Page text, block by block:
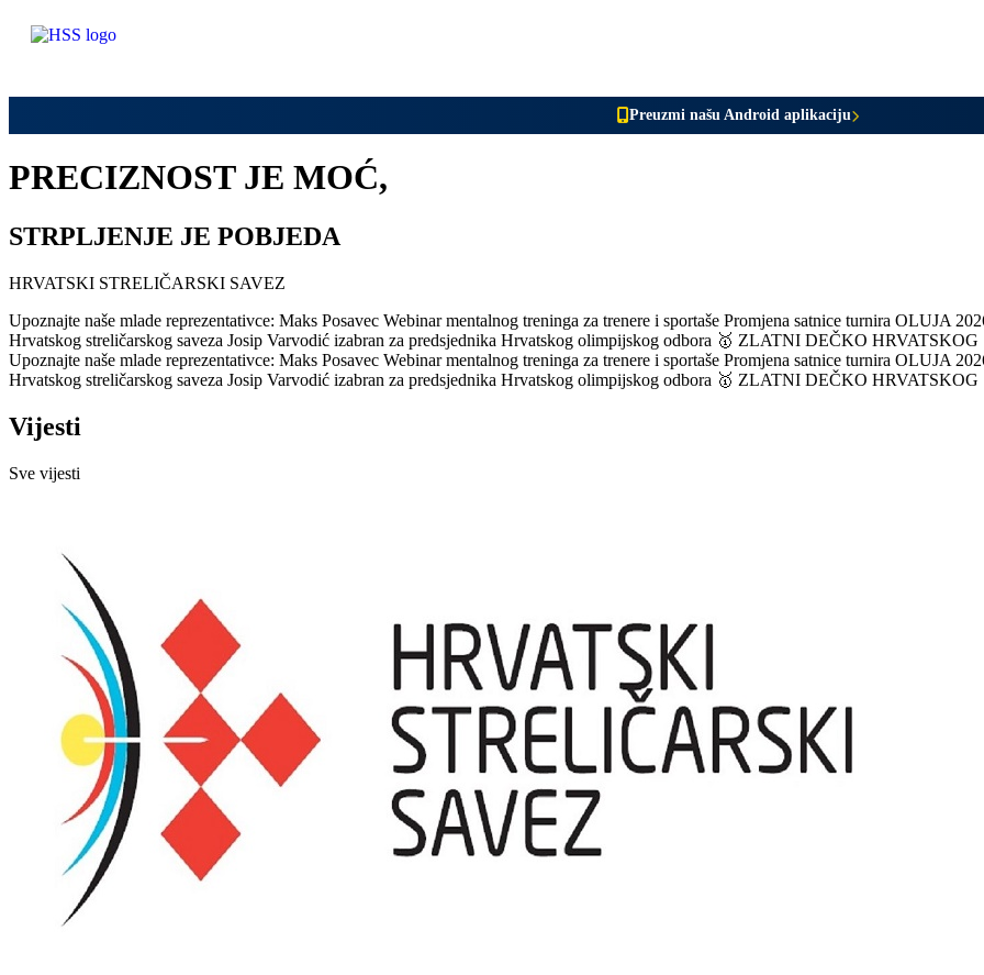
Preuzmi našu Android aplikaciju
PRECIZNOST JE MOĆ,
STRPLJENJE JE POBJEDA
HRVATSKI STRELIČARSKI SAVEZ
Upoznajte naše mlade reprezentativce: Maks Posavec Webinar mentalnog treninga za trenere i sportaše Promjena satnice turnira OLUJA
Hrvatskog streličarskog saveza Josip Varvodić izabran za predsjednika Hrvatskog olimpijskog odbora 🥇 ZLATNI DEČKO
Upoznajte naše mlade reprezentativce: Maks Posavec Webinar mentalnog treninga za trenere i sportaše Promjena satnice turnira OLUJA
Hrvatskog streličarskog saveza Josip Varvodić izabran za predsjednika Hrvatskog olimpijskog odbora 🥇 ZLATNI DEČKO
Vijesti
Sve vijesti